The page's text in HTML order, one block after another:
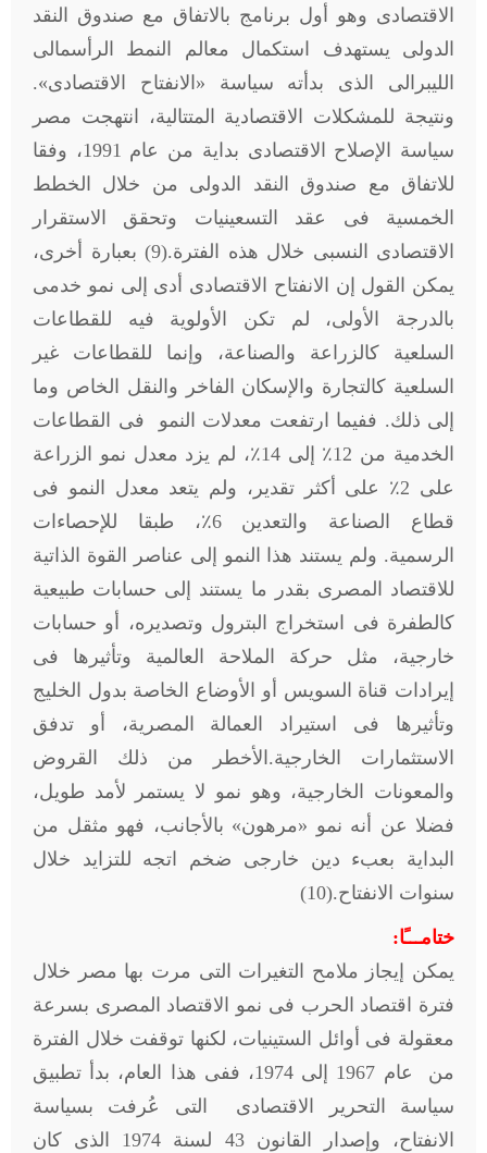
الاقتصادى وهو أول برنامج بالاتفاق مع صندوق النقد
الدولى يستهدف استكمال معالم النمط الرأسمالى
الليبرالى الذى بدأته سياسة «الانفتاح الاقتصادى».
ونتيجة للمشكلات الاقتصادية المتتالية، انتهجت مصر
سياسة الإصلاح الاقتصادى بداية من عام 1991، وفقا
للاتفاق مع صندوق النقد الدولى من خلال الخطط
الخمسية فى عقد التسعينيات وتحقق الاستقرار
الاقتصادى النسبى خلال هذه الفترة.(9) بعبارة أخرى،
يمكن القول إن الانفتاح الاقتصادى أدى إلى نمو خدمى
بالدرجة الأولى، لم تكن الأولوية فيه للقطاعات
السلعية كالزراعة والصناعة، وإنما للقطاعات غير
السلعية كالتجارة والإسكان الفاخر والنقل الخاص وما
إلى ذلك. ففيما ارتفعت معدلات النمو فى القطاعات
الخدمية من 12٪ إلى 14٪، لم يزد معدل نمو الزراعة
على 2٪ على أكثر تقدير، ولم يتعد معدل النمو فى
قطاع الصناعة والتعدين 6٪، طبقا للإحصاءات
الرسمية. ولم يستند هذا النمو إلى عناصر القوة الذاتية
للاقتصاد المصرى بقدر ما يستند إلى حسابات طبيعية
كالطفرة فى استخراج البترول وتصديره، أو حسابات
خارجية، مثل حركة الملاحة العالمية وتأثيرها فى
إيرادات قناة السويس أو الأوضاع الخاصة بدول الخليج
وتأثيرها فى استيراد العمالة المصرية، أو تدفق
الاستثمارات الخارجية.الأخطر من ذلك القروض
والمعونات الخارجية، وهو نمو لا يستمر لأمد طويل،
فضلا عن أنه نمو «مرهون» بالأجانب، فهو مثقل من
البداية بعبء دين خارجى ضخم اتجه للتزايد خلال
سنوات الانفتاح.(10)
ختامـــًا:
يمكن إيجاز ملامح التغيرات التى مرت بها مصر خلال
فترة اقتصاد الحرب فى نمو الاقتصاد المصرى بسرعة
معقولة فى أوائل الستينيات، لكنها توقفت خلال الفترة
من عام 1967 إلى 1974، ففى هذا العام، بدأ تطبيق
سياسة التحرير الاقتصادى التى عُرفت بسياسة
الانفتاح، وإصدار القانون 43 لسنة 1974 الذى كان